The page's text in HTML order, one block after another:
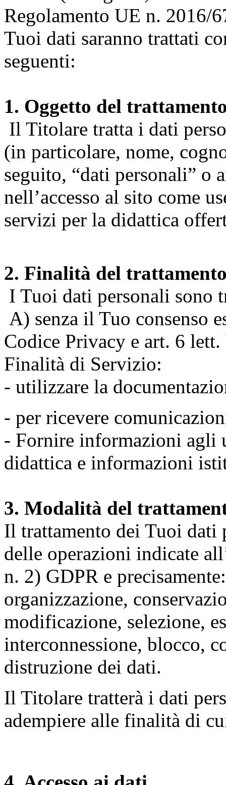
Regolamento UE n. 2016/
Tuoi dati saranno trattati
seguenti:
1. Oggetto del
Il Titolare tratta i dati
(in particolare, nome,
seguito, “dati personali” o
nell’accesso al sito come
servizi per la didattica
2. Finalità del
I Tuoi dati personali sono
A) senza il Tuo consenso
Codice Privacy e art. 6
Finalità di Servizio:
- utilizzare la
- per ricevere
- Fornire informazioni agli
didattica e informazioni
3. Modalità del
Il trattamento dei Tuoi dati
delle operazioni indicate
n. 2) GDPR e
organizzazione,
modificazione, selezione,
interconnessione, blocco,
distruzione dei dati.
Il Titolare tratterà i dati
adempiere alle finalità di